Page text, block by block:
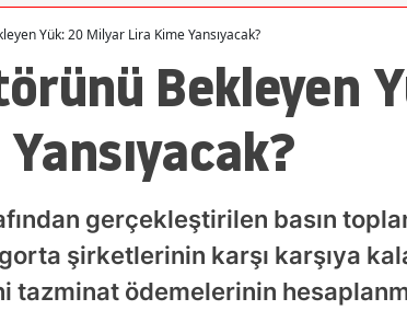
Amasya
Ankara
Antalya
Aydın
Balıkesir
Yük: 20 Milyar Lira Kime Yansıyacak?
Bekleyen
gerçekleştirilen basın
şirketlerinin karşı karşıya
tazminat ödemelerinin